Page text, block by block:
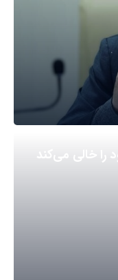
را خالی می‌کند